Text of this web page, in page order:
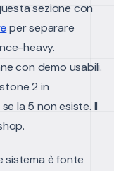
sezione con
per separare
heavy.
con demo usabili.
2 in
la 5 non esiste. Il
sistema è fonte